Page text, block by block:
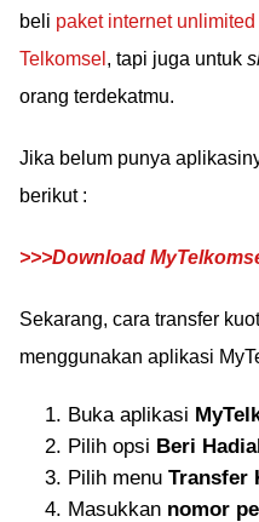
beli paket internet unlimited
Telkomsel , tapi juga untuk
orang terdekatmu.
Jika belum punya
berikut :
>>>Download
Sekarang, cara transfer
menggunakan aplikasi
Buka aplikasi
Pilih opsi Beri
Pilih menu Transfer
Masukkan nomor